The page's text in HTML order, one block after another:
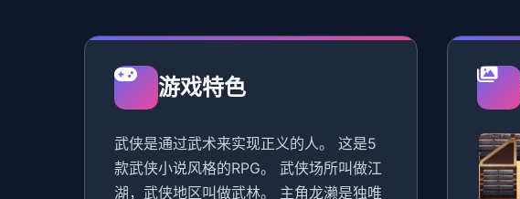
游戏特色
武侠是通过武术来实现正义的人。 这是5
款武侠小说风格的RPG。 武侠场所叫做江
湖，武侠地区叫做武林。 主角龙濑是独唯